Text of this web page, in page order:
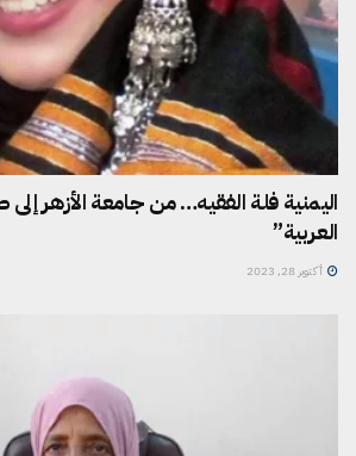
اليمنية فلة الفقيه… من جامعة الأزهر
العربية”
أكتوبر 28, 2023